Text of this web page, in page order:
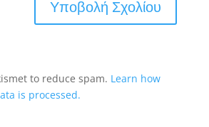
to reduce spam. Learn how
is processed.